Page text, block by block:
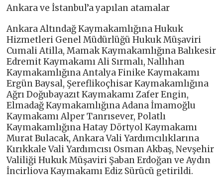
Ankara ve İstanbul’a yapılan atamalar
Ankara Altındağ Kaymakamlığına Hukuk
Hizmetleri Genel Müdürlüğü Hukuk Müşaviri
Cumali Atilla, Mamak Kaymakamlığına Balıkesir
Edremit Kaymakamı Ali Sırmalı, Nallıhan
Kaymakamlığına Antalya Finike Kaymakamı
Ergün Baysal, Şereflikoçhisar Kaymakamlığına
Ağrı Doğubayazıt Kaymakamı Zafer Engin,
Elmadağ Kaymakamlığına Adana İmamoğlu
Kaymakamı Alper Tanrısever, Polatlı
Kaymakamlığına Hatay Dörtyol Kaymakamı
Murat Bulacak, Ankara Vali Yardımcılıklarına
Kırıkkale Vali Yardımcısı Osman Akbaş, Nevşehir
Valiliği Hukuk Müşaviri Şaban Erdoğan ve Aydın
İncirliova Kaymakamı Ediz Sürücü getirildi.